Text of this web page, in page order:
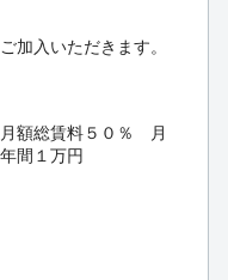
加入いただきます。
額総賃料５０％ 月
間１万円